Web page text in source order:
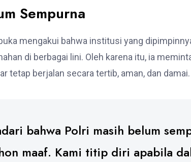
Sempurna
mengakui bahwa institusi yang
di berbagai lini. Oleh karena itu, ia
tetap berjalan secara tertib, aman, dan damai.
bahwa Polri masih belum
maaf. Kami titip diri apabila